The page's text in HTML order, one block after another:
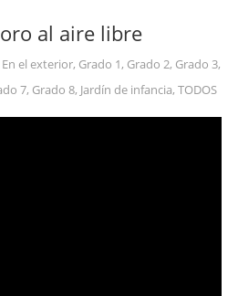
al aire libre
En el exterior, Grado 1, Grado 2, Grado 3,
7, Grado 8, Jardín de infancia, TODOS